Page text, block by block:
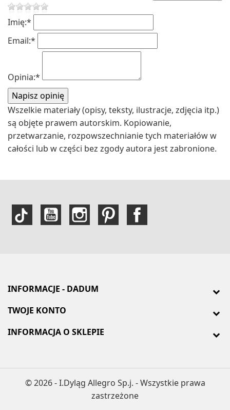
Imię:*
Email:*
Opinia:*
Wszelkie materiały (opisy, teksty, ilustracje, zdjęcia itp.)
są objęte prawem autorskim. Kopiowanie,
przetwarzanie, rozpowszechnianie tych materiałów w
całości lub w części bez zgody autora jest zabronione.
INFORMACJE - DADUM
TWOJE KONTO
INFORMACJA O SKLEPIE
© 2026 - I.Dyląg Allegro Sp.j. - Wszystkie prawa
zastrzeżone